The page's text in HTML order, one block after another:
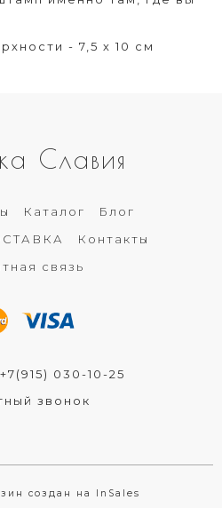
- 7,5 х 10 см
Славия
Каталог
Блог
Контакты
связь
030-10-25
звонок
создан на InSales